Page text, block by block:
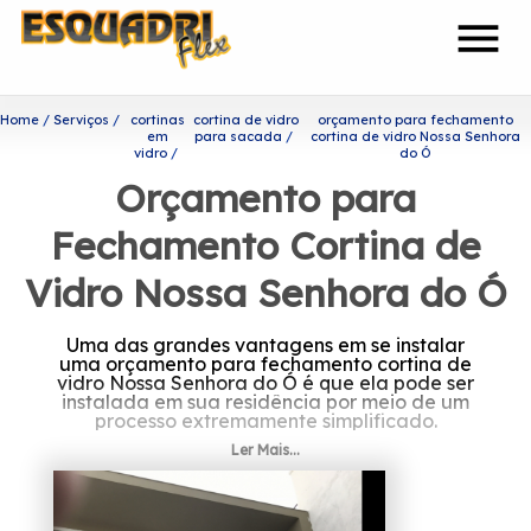
menu
Home Serviços
cortinas
em
vidro
cortina de vidro
para sacada
orçamento para fechamento
cortina de vidro Nossa Senhora
do Ó
Orçamento para
Fechamento Cortina de
Vidro Nossa Senhora do Ó
Uma das grandes vantagens em se instalar
uma orçamento para fechamento cortina de
vidro Nossa Senhora do Ó é que ela pode ser
instalada em sua residência por meio de um
processo extremamente simplificado.
Onde encontrar orçamento
para fechamento cortina de
Ler Mais...